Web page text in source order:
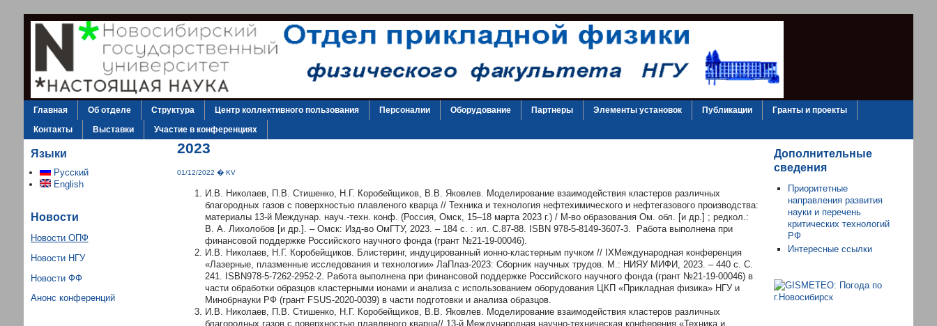
Главная Об отделе Структура Центр коллективного пользования Персоналии Оборудование Партнеры Элементы установок Публикации
Гранты и проекты
Контакты
Выставки Участие в конференциях
Языки
Русский
English
Новости
Новости ОПФ
Новости НГУ
Новости ФФ
Анонс конференций
2023
01/12/2022 � KV
И.В. Николаев, П.В. Стишенко, Н.Г. Коробейщиков, В.В. Яковлев. Моделирование взаимодействия кластеров различных
благородных газов с поверхностью плавленого кварца // Техника и технология нефтехимического и нефтегазового производства:
материалы 13-й Междунар. науч.-техн. конф. (Россия, Омск, 15–18 марта 2023 г.) / М-во образования Ом. обл. [и др.] ; редкол.:
В. А. Лихолобов [и др.]. – Омск: Изд-во ОмГТУ, 2023. – 184 с. : ил. С.87-88. ISBN 978-5-8149-3607-3. Работа выполнена при
финансовой поддержке Российского научного фонда (грант №21-19-00046).
И.В. Николаев, Н.Г. Коробейщиков. Блистеринг, индуцированный ионно-кластерным пучком // IXМеждународная конференция
«Лазерные, плазменные исследования и технологии» ЛаПлаз-2023: Сборник научных трудов. М.: НИЯУ МИФИ, 2023. – 440 с. С.
241. ISBN978-5-7262-2952-2. Работа выполнена при финансовой поддержке Российского научного фонда (грант №21-19-00046) в
части обработки образцов кластерными ионами и анализа с использованием оборудования ЦКП «Прикладная физика» НГУ и
Минобрнауки РФ (грант FSUS-2020-0039) в части подготовки и анализа образцов.
И.В. Николаев, П.В. Стишенко, Н.Г. Коробейщиков, В.В. Яковлев. Моделирование взаимодействия кластеров различных
благородных газов с поверхностью плавленого кварца// 13-й Международная научно-техническая конферения «Техника и
Дополнительные
сведения
Приоритетные
направления развития
науки и перечень
критических технологий
РФ
Интересные ссылки